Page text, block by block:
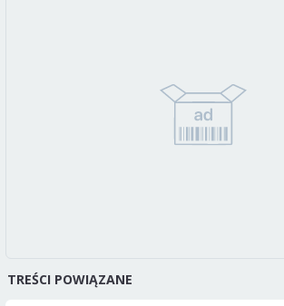
TREŚCI POWIĄZANE